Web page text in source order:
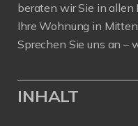
beraten wir Sie in allen
Ihre Wohnung in
Sprechen Sie uns an –
INHALT